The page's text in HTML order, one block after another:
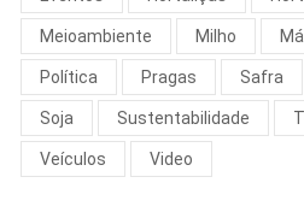
Meioambiente Milho
Política Pragas Safra
Soja Sustentabilidade
Veículos Video